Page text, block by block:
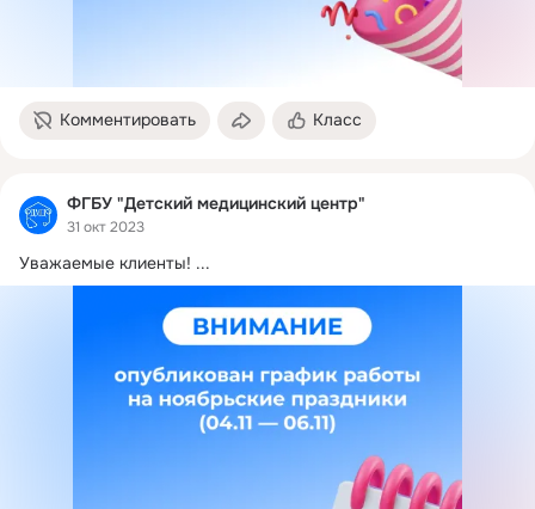
Комментировать Класс
ФГБУ "Детский медицинский центр"
31 окт 2023
Уважаемые клиенты! ...